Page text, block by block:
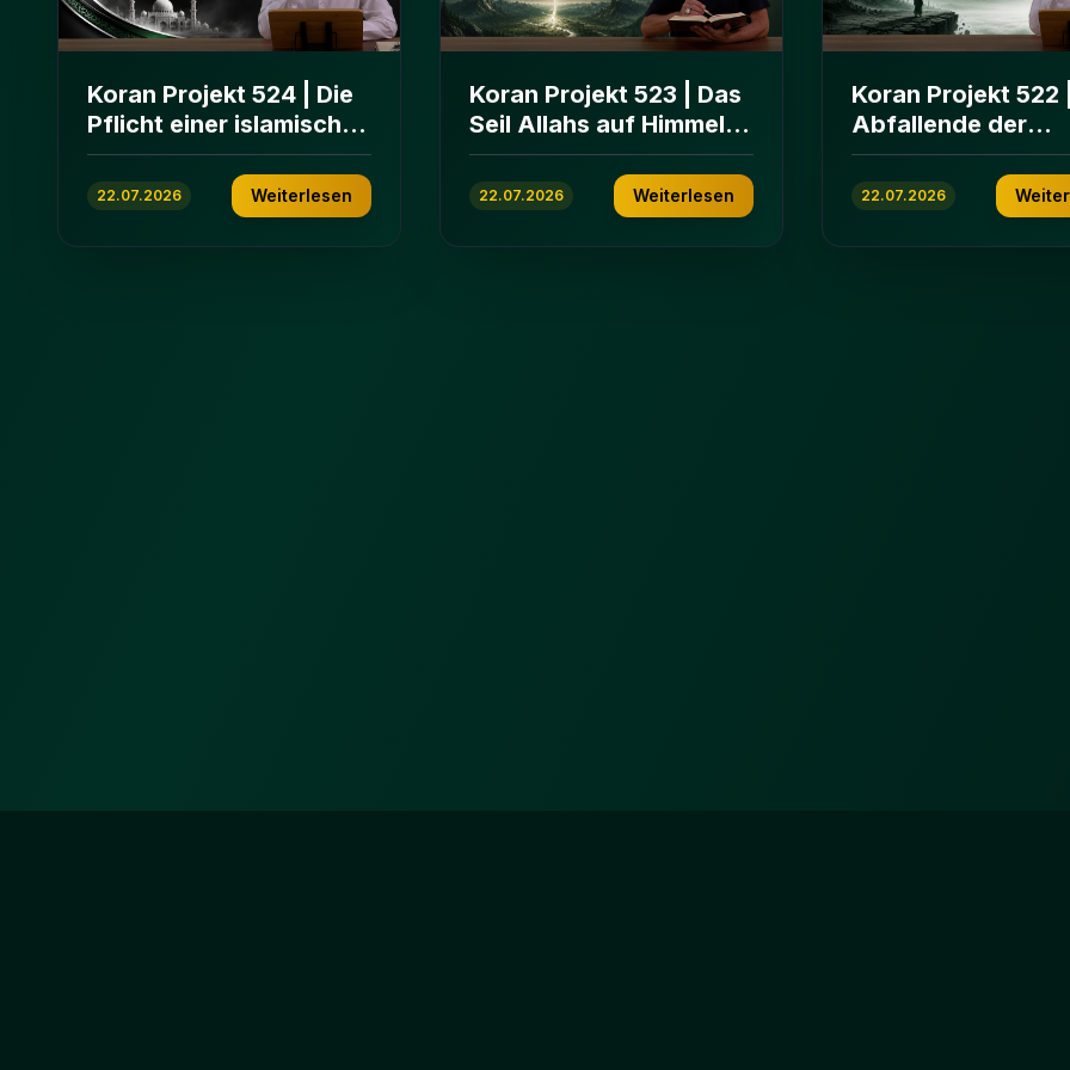
Koran Projekt 524 | Die
Pflicht einer islamischen
Gemeinschaft | Sure Āl
ʿImrān 103-112
22.07.2026 Weiterlesen
Koran Projekt 523 | Das
Seil Allahs auf Himmeln
und Erden | Sure Āl
ʿImrān 103-112
22.07.2026 Weiterlesen
Koran Projekt 522 |
Abfallende der
islamischen
Gemeinschaft |
ʿImrān 86-102
22.07.2026